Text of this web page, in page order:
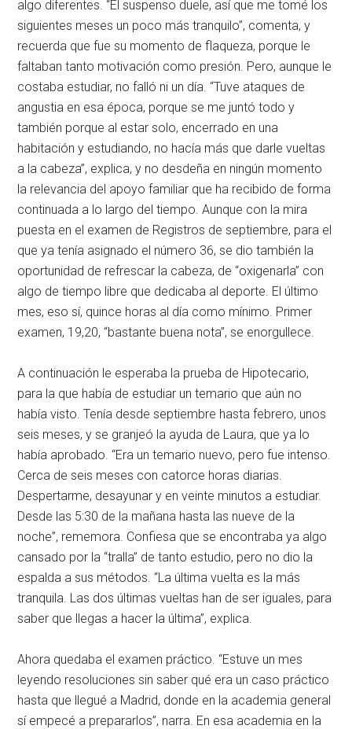
algo diferentes. “El suspenso duele, así que me tomé los
siguientes meses un poco más tranquilo”, comenta, y
recuerda que fue su momento de flaqueza, porque le
faltaban tanto motivación como presión. Pero, aunque le
costaba estudiar, no falló ni un día. “Tuve ataques de
angustia en esa época, porque se me juntó todo y
también porque al estar solo, encerrado en una
habitación y estudiando, no hacía más que darle vueltas
a la cabeza”, explica, y no desdeña en ningún momento
la relevancia del apoyo familiar que ha recibido de forma
continuada a lo largo del tiempo. Aunque con la mira
puesta en el examen de Registros de septiembre, para el
que ya tenía asignado el número 36, se dio también la
oportunidad de refrescar la cabeza, de “oxigenarla” con
algo de tiempo libre que dedicaba al deporte. El último
mes, eso sí, quince horas al día como mínimo. Primer
examen, 19,20, “bastante buena nota”, se enorgullece.
A continuación le esperaba la prueba de Hipotecario,
para la que había de estudiar un temario que aún no
había visto. Tenía desde septiembre hasta febrero, unos
seis meses, y se granjeó la ayuda de Laura, que ya lo
había aprobado. “Era un temario nuevo, pero fue intenso.
Cerca de seis meses con catorce horas diarias.
Despertarme, desayunar y en veinte minutos a estudiar.
Desde las 5:30 de la mañana hasta las nueve de la
noche”, rememora. Confiesa que se encontraba ya algo
cansado por la “tralla” de tanto estudio, pero no dio la
espalda a sus métodos. “La última vuelta es la más
tranquila. Las dos últimas vueltas han de ser iguales, para
saber que llegas a hacer la última”, explica.
Ahora quedaba el examen práctico. “Estuve un mes
leyendo resoluciones sin saber qué era un caso práctico
hasta que llegué a Madrid, donde en la academia general
sí empecé a prepararlos”, narra. En esa academia en la